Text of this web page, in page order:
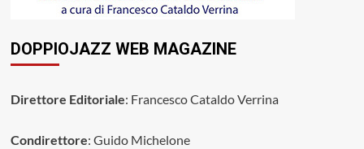
DOPPIOJAZZ WEB MAGAZINE
Direttore Editoriale: Francesco Cataldo Verrina
Condirettore: Guido Michelone